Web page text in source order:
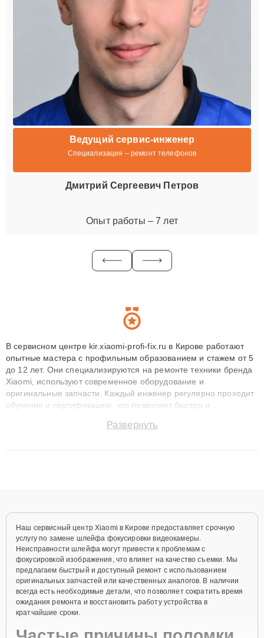
Ведущий сервис-инженер
Специализация – ремонт телефонов
Дмитрий Сергеевич Петров
Опыт работы – 7 лет
В сервисном центре kir.xiaomi-profi-fix.ru в Кирове работают
опытные мастера с профильным образованием и стажем от 5
до 12 лет. Они специализируются на ремонте техники бренда
Xiaomi, используют современное оборудование и
оригинальные запчасти. Каждый инженер регулярно проходит
обучение и сертификацию, что позволяет быстро и
сохранением гарантии до 3 лет. Наши мастера решают
Развернуть
Наш сервисный центр Xiaomi в Кирове предоставляет срочную
услугу по замене шлейфа фокусировки видеокамеры.
Неисправности шлейфа могут привести к проблемам с
фокусировкой изображения, что влияет на качество съемки. Мы
предлагаем быстрый и доступный ремонт с использованием
оригинальных запчастей или качественных аналогов. В наличии
всегда есть необходимые детали, что позволяет сократить время
ожидания ремонта и восстановить работу устройства в
кратчайшие сроки.